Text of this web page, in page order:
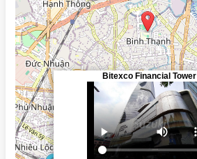
Bitexco Financial Tower